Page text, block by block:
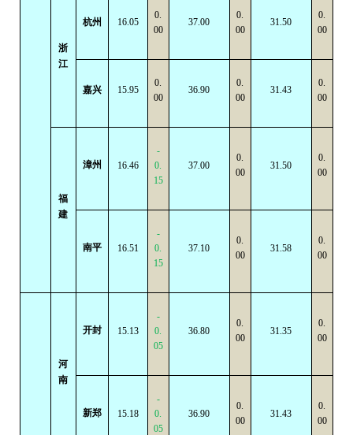
浙
江
杭州 16.05
0.
00
37.00
0.
00
31.50
0.
00
嘉兴 15.95
0.
00
36.90
0.
00
31.43
0.
00
福
建
漳州 16.46
-
0.
15
37.00
0.
00
31.50
0.
00
南平 16.51
-
0.
15
37.10
0.
00
31.58
0.
00
河
南
开封 15.13
-
0.
05
36.80
0.
00
31.35
0.
00
新郑 15.18
-
0.
05
36.90
0.
00
31.43
0.
00